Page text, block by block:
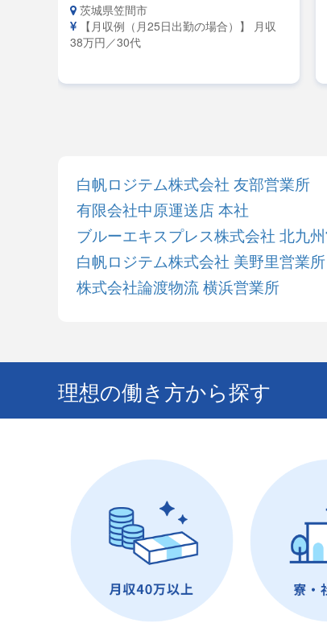
茨城県笠間市
【月収例（月25日出勤の場合）】 月収
38万円／30代
白帆ロジテム株式会社 友部営業所
有限会社中原運送店 本社
白帆ロジテム株式会社 美野里営業所
株式会社論渡物流 横浜営業所
理想の働き方から探す